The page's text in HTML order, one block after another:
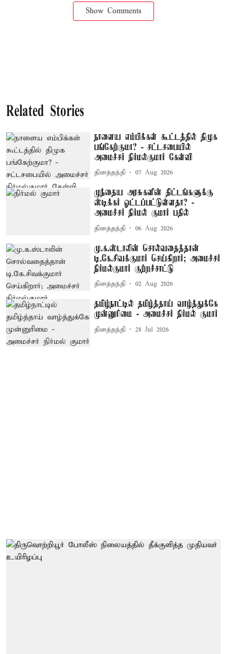
Show Comments
Related Stories
நாளைய எம்பிக்கள் கூட்டத்தில் திமுக
பங்கேற்குமா? - சட்டசபையில்
அமைச்சர் நிர்மல்குமார் கேள்வி
தினத்தந்தி 07 Aug 2026
முந்தைய அரசுகளின் திட்டங்களுக்கு
ஸ்டிக்கர் ஓட்டப்பட்டுள்ளதா? -
அமைச்சர் நிர்மல் குமார் பதில்
தினத்தந்தி 06 Aug 2026
மு.க.ஸ்டாலின் சொல்வதைத்தான்
டி.கே.சிவக்குமார் செய்கிறார்; அமைச்சர்
நிர்மல்குமார் குற்றச்சாட்டு
தினத்தந்தி 02 Aug 2026
தமிழ்நாட்டில் தமிழ்த்தாய் வாழ்த்துக்கே
முன்னுரிமை - அமைச்சர் நிர்மல் குமார்
தினத்தந்தி 28 Jul 2026